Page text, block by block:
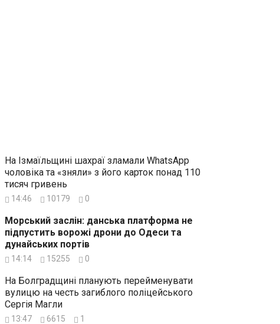
На Ізмаїльщині шахраї зламали WhatsApp
чоловіка та «зняли» з його карток понад 110
тисяч гривень
14:46 10179 0
Морський заслін: данська платформа не
підпустить ворожі дрони до Одеси та
дунайських портів
14:14 15255 0
На Болградщині планують перейменувати
вулицю на честь загиблого поліцейського
Сергія Магли
13:47 6615 1